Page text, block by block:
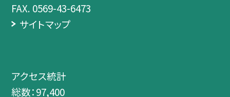
FAX. 0569-43-6473
サイトマップ
アクセス統計
総数：97,400